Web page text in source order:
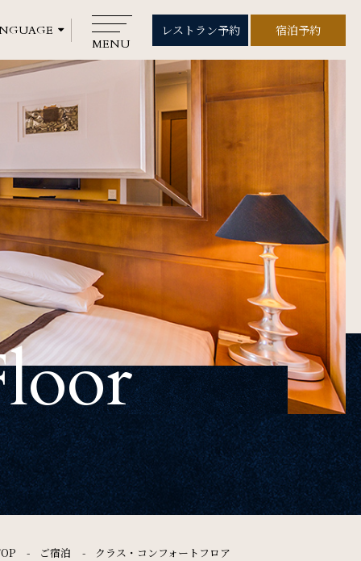
MENU
レストラン予約 宿泊予約
レストラン予約 宿泊予約
Rooms
ご宿泊
Wedding
ウエディング
Gallery
フォトギャラリー
FAQ
よくある質問
Contact
お問い合わせ
ご宿泊 クラス・コンフォートフロア